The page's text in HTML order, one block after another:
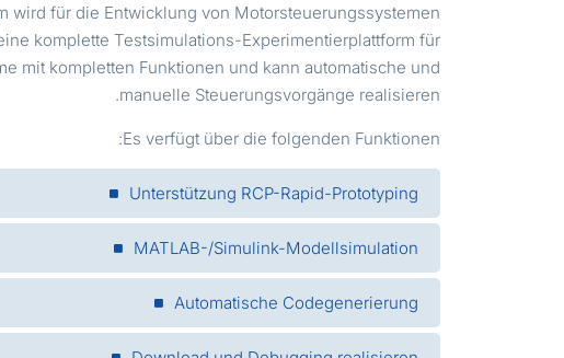
wird für die Entwicklung von Motorsteuerungssystemen
komplette Testsimulations-Experimentierplattform für
mit kompletten Funktionen und kann automatische und
manuelle Steuerungsvorgänge realisieren.
Es verfügt über die folgenden Funktionen:
Unterstützung RCP-Rapid-Prototyping
MATLAB-/Simulink-Modellsimulation
Automatische Codegenerierung